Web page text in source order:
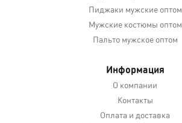
Пиджаки мужские оптом
Мужские костюмы оптом
Пальто мужское оптом
Информация
О компании
Контакты
Оплата и доставка